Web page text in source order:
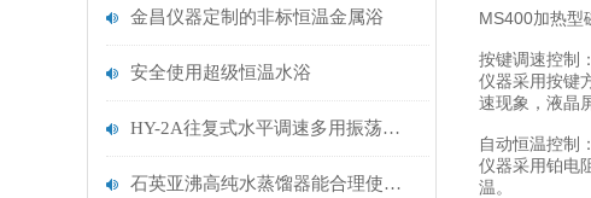
金昌仪器定制的非标恒温金属浴
安全使用超级恒温水浴
HY-2A往复式水平调速多用振荡器使用说明书
石英亚沸高纯水蒸馏器能合理使用能源
MS400加热型
按键调速控制：
仪器采用按键
速现象，液晶
自动恒温控制：
仪器采用铂电
温。